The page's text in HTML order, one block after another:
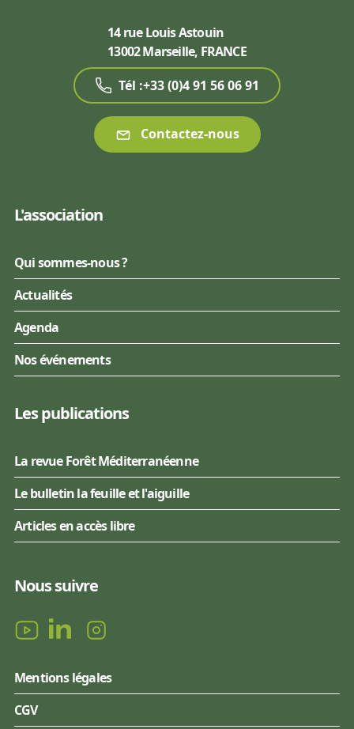
14 rue Louis Astouin
13002 Marseille, FRANCE
Tél :+33 (0)4 91 56 06 91
Contactez-nous
L'association
Qui sommes-nous ?
Actualités
Agenda
Nos événements
Les publications
La revue Forêt Méditerranéenne
Le bulletin la feuille et l'aiguille
Articles en accès libre
Nous suivre
Mentions légales
CGV